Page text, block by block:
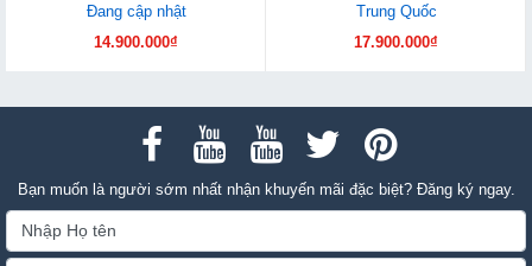
Đang cập nhật
14.900.000₫
Trung Quốc
17.900.000₫
Bạn muốn là người sớm nhất nhận khuyến mãi đặc biệt? Đăng ký ngay.